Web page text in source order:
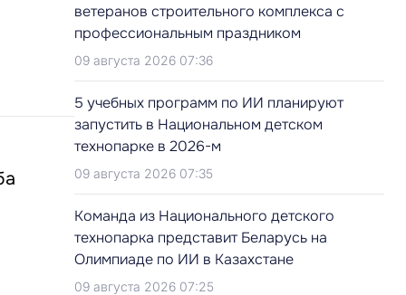
ветеранов строительного комплекса с
профессиональным праздником
09 августа 2026 07:36
5 учебных программ по ИИ планируют
запустить в Национальном детском
технопарке в 2026-м
09 августа 2026 07:35
Команда из Национального детского
технопарка представит Беларусь на
Олимпиаде по ИИ в Казахстане
09 августа 2026 07:25